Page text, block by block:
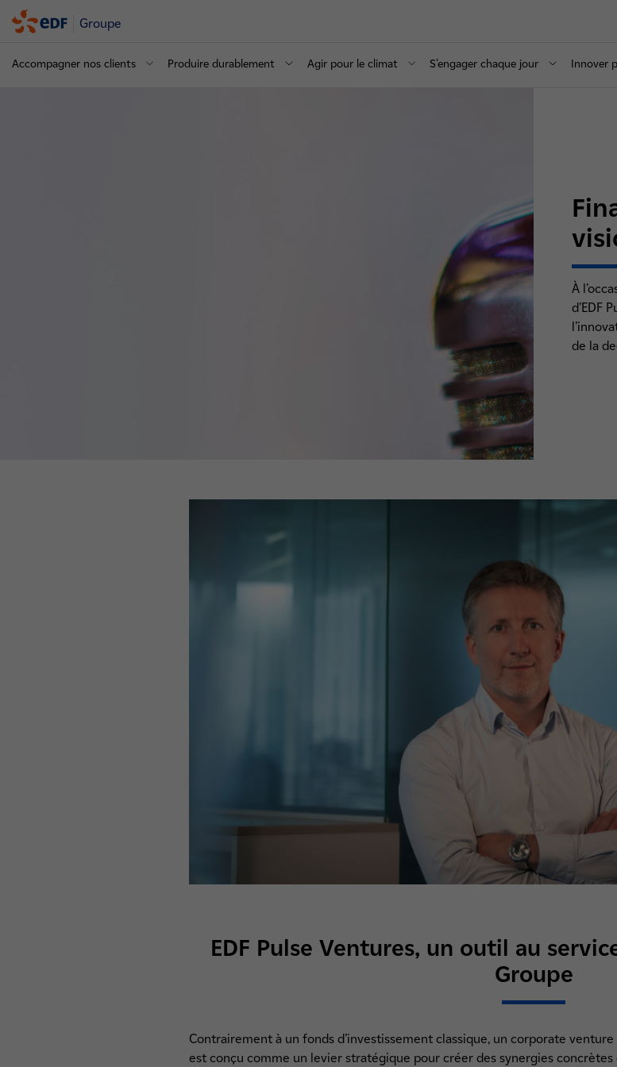
Groupe
Accompagner nos clients Produire durablement Agir pour le climat S’engager chaque jour Innover
À
d’EDF
de la
EDF Pulse Ventures, un outil au
Groupe
Contrairement à un fonds d’investissement classique, un corporate
est conçu comme un levier stratégique pour créer des synergies